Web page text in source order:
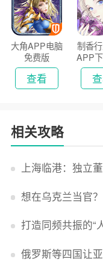
大角APP电脑
免费版
查看
制香
APP
相关攻略
上海临港：独立
想在乌克兰当官
打造同频共振的“
俄罗斯等四国让亚